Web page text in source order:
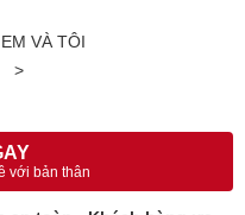
VÀ TÔI
>
với bản thân